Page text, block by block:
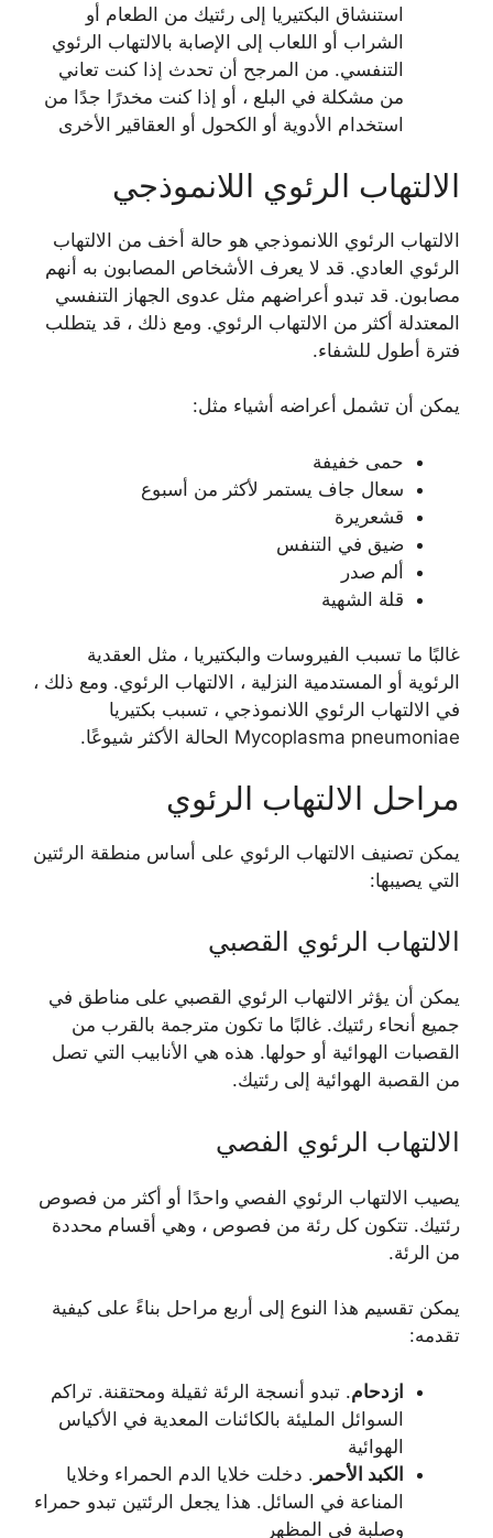
استنشاق البكتيريا إلى رئتيك من الطعام أو
الشراب أو اللعاب إلى الإصابة بالالتهاب الرئوي
التنفسي. من المرجح أن تحدث إذا كنت تعاني
من مشكلة في البلع ، أو إذا كنت مخدرًا جدًا من
استخدام الأدوية أو الكحول أو العقاقير الأخرى
الالتهاب الرئوي اللانموذجي
الالتهاب الرئوي اللانموذجي هو حالة أخف من الالتهاب
الرئوي العادي. قد لا يعرف الأشخاص المصابون به أنهم
مصابون. قد تبدو أعراضهم مثل عدوى الجهاز التنفسي
المعتدلة أكثر من الالتهاب الرئوي. ومع ذلك ، قد يتطلب
فترة أطول للشفاء.
يمكن أن تشمل أعراضه أشياء مثل:
حمى خفيفة
سعال جاف يستمر لأكثر من أسبوع
قشعريرة
ضيق في التنفس
ألم صدر
قلة الشهية
غالبًا ما تسبب الفيروسات والبكتيريا ، مثل العقدية
الرئوية أو المستدمية النزلية ، الالتهاب الرئوي. ومع ذلك ،
في الالتهاب الرئوي اللانموذجي ، تسبب بكتيريا
Mycoplasma pneumoniae الحالة الأكثر شيوعًا.
مراحل الالتهاب الرئوي
يمكن تصنيف الالتهاب الرئوي على أساس منطقة الرئتين
التي يصيبها:
الالتهاب الرئوي القصبي
يمكن أن يؤثر الالتهاب الرئوي القصبي على مناطق في
جميع أنحاء رئتيك. غالبًا ما تكون مترجمة بالقرب من
القصبات الهوائية أو حولها. هذه هي الأنابيب التي تصل
من القصبة الهوائية إلى رئتيك.
الالتهاب الرئوي الفصي
يصيب الالتهاب الرئوي الفصي واحدًا أو أكثر من فصوص
رئتيك. تتكون كل رئة من فصوص ، وهي أقسام محددة
من الرئة.
يمكن تقسيم هذا النوع إلى أربع مراحل بناءً على كيفية
تقدمه:
ازدحام. تبدو أنسجة الرئة ثقيلة ومحتقنة. تراكم
السوائل المليئة بالكائنات المعدية في الأكياس
الهوائية
الكبد الأحمر . دخلت خلايا الدم الحمراء وخلايا
المناعة في السائل. هذا يجعل الرئتين تبدو حمراء
وصلبة في المظهر